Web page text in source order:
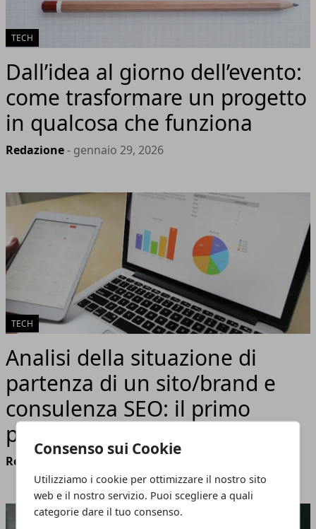
Consenso sui Cookie
Utilizziamo i cookie per ottimizzare il nostro sito
web e il nostro servizio. Puoi scegliere a quali
categorie dare il tuo consenso.
TECH
Dall’idea al giorno dell’evento:
come trasformare un progetto
in qualcosa che funziona
Redazione- gennaio 29, 2026
TECH
Analisi della situazione di
partenza di un sito/brand e
consulenza SEO: il primo
passo per il successo online
Redazione